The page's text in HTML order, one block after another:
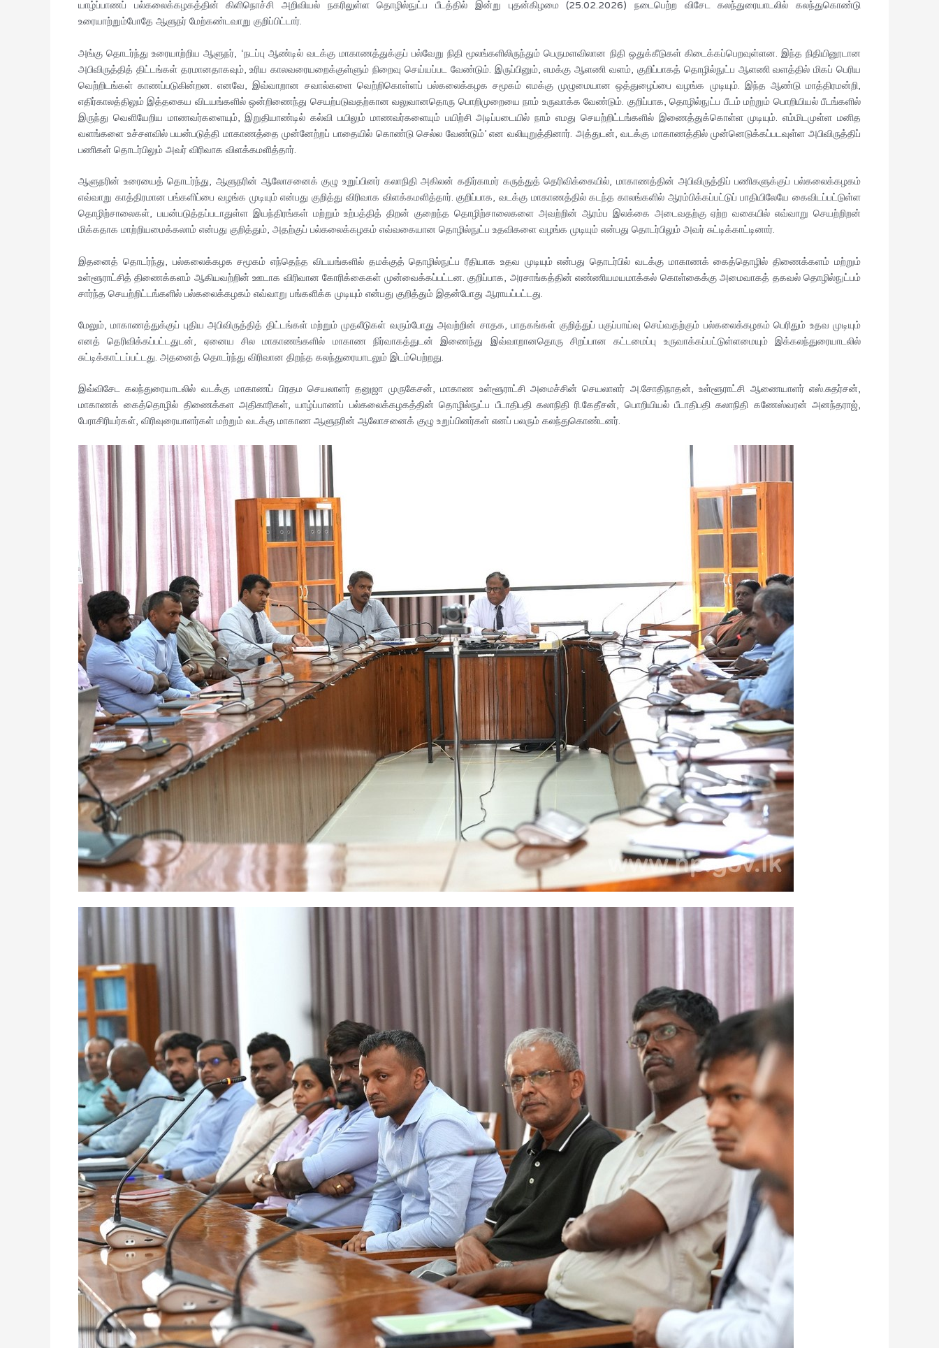
யாழ்ப்பாணப் பல்கலைக்கழகத்தின் கிளிநொச்சி அறிவியல் நகரிலுள்ள தொழில்நுட்ப பீடத்தில் இன்று புதன்கிழமை (25.02.2026) நடைபெற்ற விசேட கலந்துரையாடலில் கலந்துகொண்டு
உரையாற்றும்போதே ஆளுநர் மேற்கண்டவாறு குறிப்பிட்டார்.
அங்கு தொடர்ந்து உரையாற்றிய ஆளுநர், ‘நடப்பு ஆண்டில் வடக்கு மாகாணத்துக்குப் பல்வேறு நிதி மூலங்களிலிருந்தும் பெருமளவிலான நிதி ஒதுக்கீடுகள் கிடைக்கப்பெறவுள்ளன. இந்த நிதியினூடான
அபிவிருத்தித் திட்டங்கள் தரமானதாகவும், உரிய காலவரையறைக்குள்ளும் நிறைவு செய்யப்பட வேண்டும். இருப்பினும், எமக்கு ஆளணி வளம், குறிப்பாகத் தொழில்நுட்ப ஆளணி வளத்தில் மிகப் பெரிய
வெற்றிடங்கள் காணப்படுகின்றன. எனவே, இவ்வாறான சவால்களை வெற்றிகொள்ளப் பல்கலைக்கழக சமூகம் எமக்கு முழுமையான ஒத்துழைப்பை வழங்க முடியும். இந்த ஆண்டு மாத்திரமன்றி,
எதிர்காலத்திலும் இத்தகைய விடயங்களில் ஒன்றிணைந்து செயற்படுவதற்கான வலுவானதொரு பொறிமுறையை நாம் உருவாக்க வேண்டும். குறிப்பாக, தொழில்நுட்ப பீடம் மற்றும் பொறியியல் பீடங்களில்
இருந்து வெளியேறிய மாணவர்களையும், இறுதியாண்டில் கல்வி பயிலும் மாணவர்களையும் பயிற்சி அடிப்படையில் நாம் எமது செயற்றிட்டங்களில் இணைத்துக்கொள்ள முடியும். எம்மிடமுள்ள மனித
வளங்களை உச்சளவில் பயன்படுத்தி மாகாணத்தை முன்னேற்றப் பாதையில் கொண்டு செல்ல வேண்டும்’ என வலியுறுத்தினார். அத்துடன், வடக்கு மாகாணத்தில் முன்னெடுக்கப்படவுள்ள அபிவிருத்திப்
பணிகள் தொடர்பிலும் அவர் விரிவாக விளக்கமளித்தார்.
ஆளுநரின் உரையைத் தொடர்ந்து, ஆளுநரின் ஆலோசனைக் குழு உறுப்பினர் கலாநிதி அகிலன் கதிர்காமர் கருத்துத் தெரிவிக்கையில், மாகாணத்தின் அபிவிருத்திப் பணிகளுக்குப் பல்கலைக்கழகம்
எவ்வாறு காத்திரமான பங்களிப்பை வழங்க முடியும் என்பது குறித்து விரிவாக விளக்கமளித்தார். குறிப்பாக, வடக்கு மாகாணத்தில் கடந்த காலங்களில் ஆரம்பிக்கப்பட்டுப் பாதியிலேயே கைவிடப்பட்டுள்ள
தொழிற்சாலைகள், பயன்படுத்தப்படாதுள்ள இயந்திரங்கள் மற்றும் உற்பத்தித் திறன் குறைந்த தொழிற்சாலைகளை அவற்றின் ஆரம்ப இலக்கை அடைவதற்கு ஏற்ற வகையில் எவ்வாறு செயற்றிறன்
மிக்கதாக மாற்றியமைக்கலாம் என்பது குறித்தும், அதற்குப் பல்கலைக்கழகம் எவ்வகையான தொழில்நுட்ப உதவிகளை வழங்க முடியும் என்பது தொடர்பிலும் அவர் சுட்டிக்காட்டினார்.
இதனைத் தொடர்ந்து, பல்கலைக்கழக சமூகம் எந்தெந்த விடயங்களில் தமக்குத் தொழில்நுட்ப ரீதியாக உதவ முடியும் என்பது தொடர்பில் வடக்கு மாகாணக் கைத்தொழில் திணைக்களம் மற்றும்
உள்ளூராட்சித் திணைக்களம் ஆகியவற்றின் ஊடாக விரிவான கோரிக்கைகள் முன்வைக்கப்பட்டன. குறிப்பாக, அரசாங்கத்தின் எண்ணியமயமாக்கல் கொள்கைக்கு அமைவாகத் தகவல் தொழில்நுட்பம்
சார்ந்த செயற்றிட்டங்களில் பல்கலைக்கழகம் எவ்வாறு பங்களிக்க முடியும் என்பது குறித்தும் இதன்போது ஆராயப்பட்டது.
மேலும், மாகாணத்துக்குப் புதிய அபிவிருத்தித் திட்டங்கள் மற்றும் முதலீடுகள் வரும்போது அவற்றின் சாதக, பாதகங்கள் குறித்துப் பகுப்பாய்வு செய்வதற்கும் பல்கலைக்கழகம் பெரிதும் உதவ முடியும்
எனத் தெரிவிக்கப்பட்டதுடன், ஏனைய சில மாகாணங்களில் மாகாண நிர்வாகத்துடன் இணைந்து இவ்வாறானதொரு சிறப்பான கட்டமைப்பு உருவாக்கப்பட்டுள்ளமையும் இக்கலந்துரையாடலில்
சுட்டிக்காட்டப்பட்டது. அதனைத் தொடர்ந்து விரிவான திறந்த கலந்துரையாடலும் இடம்பெற்றது.
இவ்விசேட கலந்துரையாடலில் வடக்கு மாகாணப் பிரதம செயலாளர் தனுஜா முருகேசன், மாகாண உள்ளூராட்சி அமைச்சின் செயலாளர் அ.சோதிநாதன், உள்ளூராட்சி ஆணையாளர் எஸ்.சுதர்சன்,
மாகாணக் கைத்தொழில் திணைக்கள அதிகாரிகள், யாழ்ப்பாணப் பல்கலைக்கழகத்தின் தொழில்நுட்ப பீடாதிபதி கலாநிதி ரி.கேதீசன், பொறியியல் பீடாதிபதி கலாநிதி கணேஸ்வரன் அனந்தராஜ்,
பேராசிரியர்கள், விரிவுரையாளர்கள் மற்றும் வடக்கு மாகாண ஆளுநரின் ஆலோசனைக் குழு உறுப்பினர்கள் எனப் பலரும் கலந்துகொண்டனர்.